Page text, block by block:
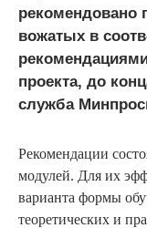
рекомендовано
вожатых в
проекта, до
служба
Рекомендации
модулей. Для их
варианта формы
теоретических и